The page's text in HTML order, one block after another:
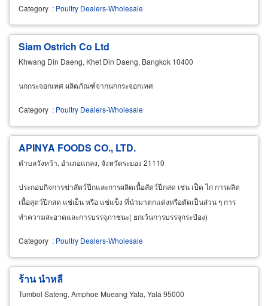
Category : Poultry Dealers-Wholesale
Siam Ostrich Co Ltd
Khwang Din Daeng, Khet Din Daeng, Bangkok 10400
นกกระจอกเทศ ผลิตภัณฑ์จากนกกระจอกเทศ
Category : Poultry Dealers-Wholesale
APINYA FOODS CO., LTD.
ตำบลวังหว้า, อำเภอแกลง, จังหวัดระยอง 21110
ประกอบกิจการฆ่าสัตว์ปีกและการผลิตเนื้อสัตว์ปีกสด เช่น เป็ด ไก่ การผลิต
เนื้อสุตว์ปีกสด แช่เย็น หรือ แช่แข็ง ที่นำมาตกแต่งหรือตัดเป็นส่วน ๆ การ
ทำความสะอาดและการบรรจุภาชนะ( ยกเว้นการบรรจุกระป๋อง)
Category : Poultry Dealers-Wholesale
ร้าน นำหลี
Tumbol Sateng, Amphoe Mueang Yala, Yala 95000